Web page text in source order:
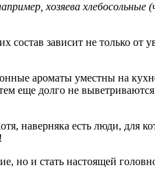
хозяева хлебосольные
зависит не только от
ароматы уместны на
еще долго не
наверняка есть люди, для
но и стать настоящей